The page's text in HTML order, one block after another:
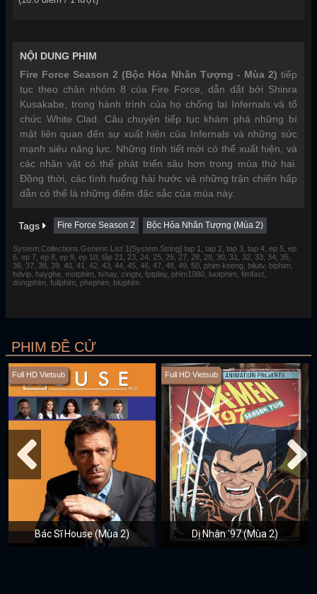
NỘI DUNG PHIM
Fire Force Season 2 (Bộc Hỏa Nhân Tượng - Mùa 2) tiếp
tục theo chân nhóm 8 của Fire Force, dẫn dắt bởi Shinra
Kusakabe, trong hành trình của họ chống lại Infernals và tổ
chức White Clad. Câu chuyện tiếp tục khám phá những bí
mật liên quan đến sự xuất hiện của Infernals và những sức
mạnh siêu năng lực. Những tình tiết mới có thể xuất hiện, và
các nhân vật có thể phát triển sâu hơn trong mùa thứ hai.
Đồng thời, các tình huống hài hước và những trận chiến hấp
dẫn có thể là những điểm đặc sắc của mùa này.
Tags Fire Force Season 2 Bộc Hỏa Nhân Tượng (Mùa 2)
System.Collections.Generic.List`1[System.String] tap 1, tap 2, tap 3, tap 4, ep 5, ep
6, ep 7, ep 8, ep 9, ep 10, tập 21, 23, 24, 25, 26, 27, 28, 29, 30, 31, 32, 33, 34, 35,
36, 37, 38, 39, 40, 41, 42, 43, 44, 45, 46, 47, 48, 49, 50, phim keeng, bilutv, biphim,
hdvip, hayghe, motphim, tvhay, zingtv, fptplay, phim1080, luotphim, fimfast,
dongphim, fullphim, phephim, bluphim
PHIM ĐỀ CỬ
Full HD Vietsub
Bác Sĩ House (Mùa 2)
Full HD Vietsub
Dị Nhân '97 (Mùa 2)